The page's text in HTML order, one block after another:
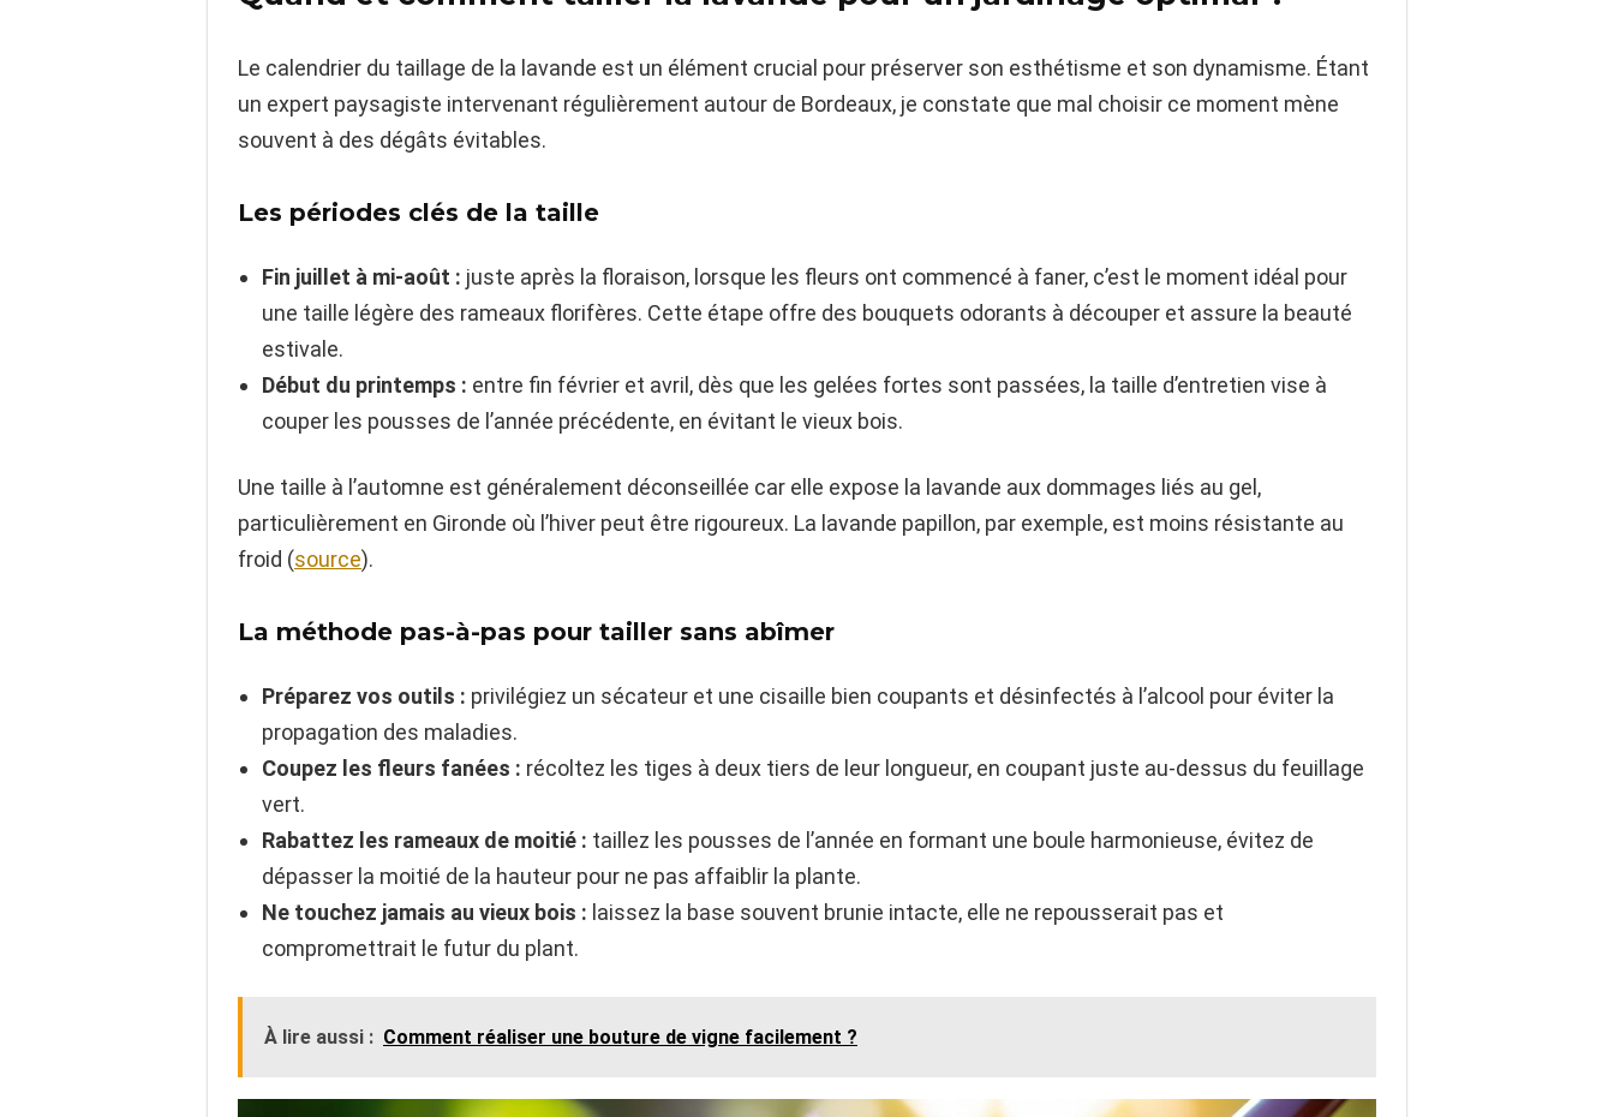
Le calendrier du taillage de la lavande est un élément crucial pour préserver son esthétisme et son dynamisme. Étant
un expert paysagiste intervenant régulièrement autour de Bordeaux, je constate que mal choisir ce moment mène
souvent à des dégâts évitables.
Les périodes clés de la taille
Fin juillet à mi-août : juste après la floraison, lorsque les fleurs ont commencé à faner, c’est le moment idéal pour
une taille légère des rameaux florifères. Cette étape offre des bouquets odorants à découper et assure la beauté
estivale.
Début du printemps : entre fin février et avril, dès que les gelées fortes sont passées, la taille d’entretien vise à
couper les pousses de l’année précédente, en évitant le vieux bois.
Une taille à l’automne est généralement déconseillée car elle expose la lavande aux dommages liés au gel,
particulièrement en Gironde où l’hiver peut être rigoureux. La lavande papillon, par exemple, est moins résistante au
froid (source).
La méthode pas-à-pas pour tailler sans abîmer
Préparez vos outils : privilégiez un sécateur et une cisaille bien coupants et désinfectés à l’alcool pour éviter la
propagation des maladies.
Coupez les fleurs fanées : récoltez les tiges à deux tiers de leur longueur, en coupant juste au-dessus du feuillage
vert.
Rabattez les rameaux de moitié : taillez les pousses de l’année en formant une boule harmonieuse, évitez de
dépasser la moitié de la hauteur pour ne pas affaiblir la plante.
Ne touchez jamais au vieux bois : laissez la base souvent brunie intacte, elle ne repousserait pas et
compromettrait le futur du plant.
À lire aussi : Comment réaliser une bouture de vigne facilement ?